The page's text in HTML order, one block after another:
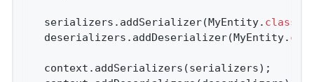
  serializers.addSerializer(MyEntity
. class
  deserializers.addDeserializer(MyEntity
.
  context.addSerializers(serializers);